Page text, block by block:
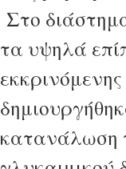
Στο
τα υψηλά
κατανάλωση